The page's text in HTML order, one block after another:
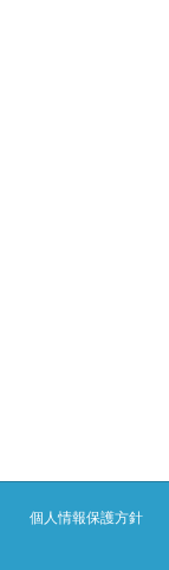
個人情報保護方針